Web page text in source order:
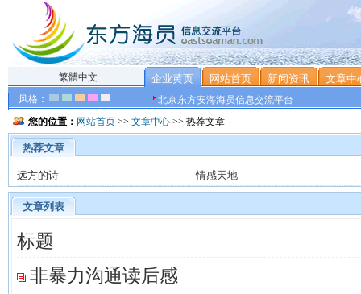
繁體中文
风格：
企业黄页 网站首页 新闻资讯 文章中
北京东方安海海员信息交流平台
您的位置： 网站首页 >> 文章中心 >> 热荐文章
热荐文章
远方的诗 情感天地
文章列表
标题
非暴力沟通读后感